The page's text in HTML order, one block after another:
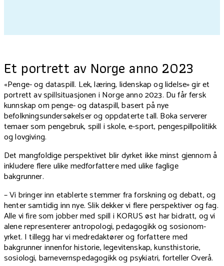
Et portrett av Norge anno 2023
«Penge- og dataspill. Lek, læring, lidenskap og lidelse» gir et
portrett av spillsituasjonen i Norge anno 2023. Du får fersk
kunnskap om penge- og dataspill, basert på nye
befolkningsundersøkelser og oppdaterte tall. Boka serverer
temaer som pengebruk, spill i skole, e-sport, pengespillpolitikk
og lovgiving.
Det mangfoldige perspektivet blir dyrket ikke minst gjennom å
inkludere flere ulike medforfattere med ulike faglige
bakgrunner.
– Vi bringer inn etablerte stemmer fra forskning og debatt, og
henter samtidig inn nye. Slik dekker vi flere perspektiver og fag.
Alle vi fire som jobber med spill i KORUS øst har bidratt, og vi
alene representerer antropologi, pedagogikk og sosionom-
yrket. I tillegg har vi medredaktører og forfattere med
bakgrunner innenfor historie, legevitenskap, kunsthistorie,
sosiologi, barnevernspedagogikk og psykiatri, forteller Overå.